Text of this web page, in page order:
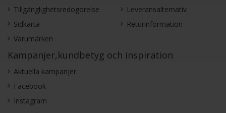
Tillgänglighetsredogörelse
Sidkarta
Varumärken
Leveransalternativ
Returinformation
Kampanjer,kundbetyg och inspiration
Aktuella kampanjer
Facebook
Instagram